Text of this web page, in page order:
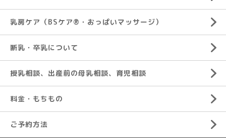
乳房ケア（BSケア®︎・おっぱいマッサージ）
断乳・卒乳について
授乳相談、出産前の母乳相談、育児相談
料金・もちもの
ご予約方法